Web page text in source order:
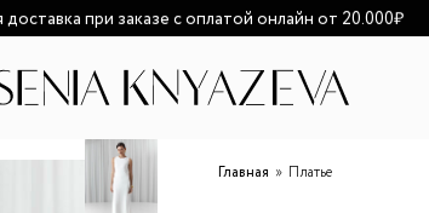
сроков доставки из-за высокой загруженности.
Главная Платье